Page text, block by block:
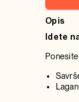
Opis
Idete